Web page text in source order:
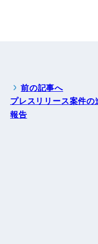
前の記事へ
プレスリリース案件
報告